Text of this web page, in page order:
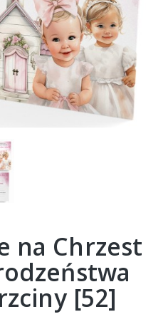
na Chrzest
[52]